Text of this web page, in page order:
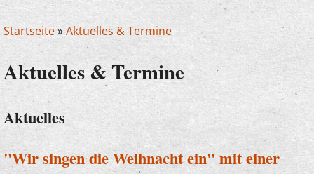
Startseite»Aktuelles & Termine
Aktuelles & Termine
Aktuelles
"Wir singen die Weihnacht ein" mit einer